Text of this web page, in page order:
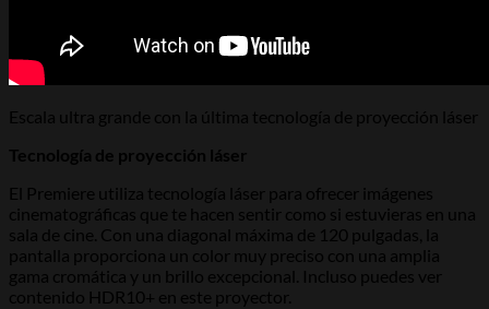
Escala ultra grande con la última tecnología de proyección láser
Tecnología de proyección láser
El Premiere utiliza tecnología láser para ofrecer imágenes
cinematográficas que te hacen sentir como si estuvieras en una
sala de cine. Con una diagonal máxima de 120 pulgadas, la
pantalla proporciona un color muy preciso con una amplia
gama cromática y un brillo excepcional. Incluso puedes ver
contenido HDR10+ en este proyector.